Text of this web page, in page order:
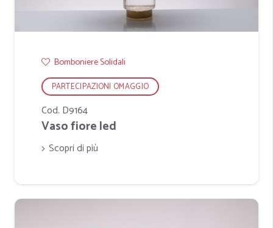
Bomboniere Solidali
PARTECIPAZIONI OMAGGIO
Cod. D9164
Vaso fiore led
Scopri di più